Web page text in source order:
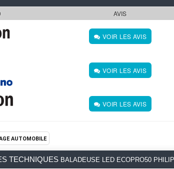
AVIS
VOIR LES AVIS
VOIR LES AVIS
VOIR LES AVIS
AUTOMOBILE
TECHNIQUES BALADEUSE LED ECOPRO50